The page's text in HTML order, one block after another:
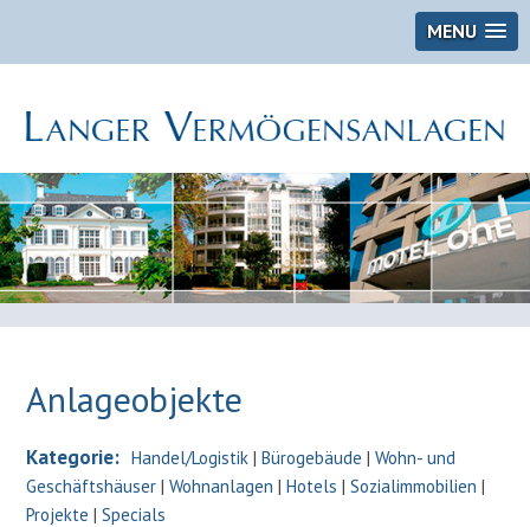
MENU
Anlageobjekte
Kategorie: Handel/Logistik |Bürogebäude |Wohn- und
Geschäftshäuser |Wohnanlagen |Hotels |Sozialimmobilien |
Projekte |Specials